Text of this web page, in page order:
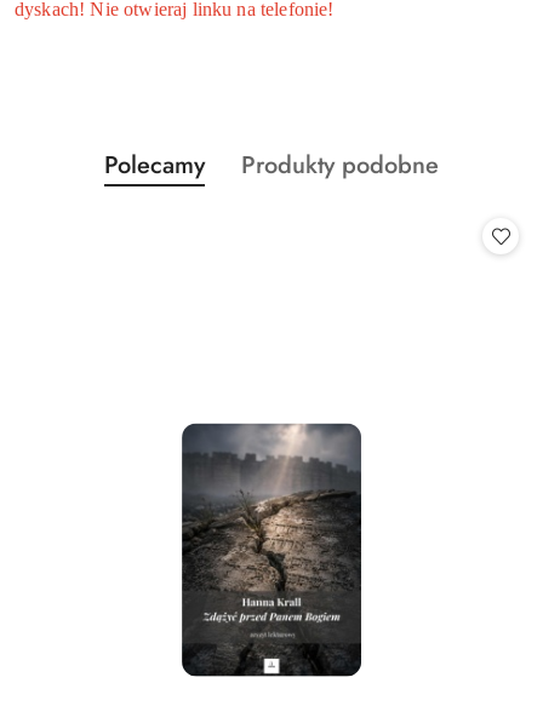
dyskach! Nie otwieraj linku na telefonie!
Pomiń karuzelę produktów
Produkty
o
Polecamy
Produkty
Produkty podobne